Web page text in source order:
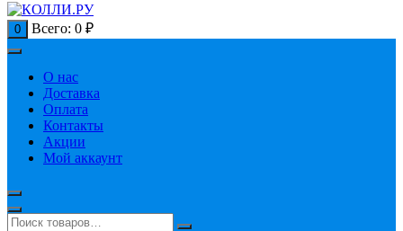
0 Всего: 0 ₽
О нас
Доставка
Оплата
Контакты
Акции
Мой аккаунт